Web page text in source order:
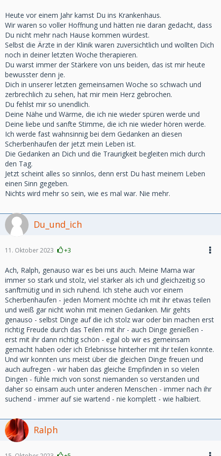
Heute vor einem Jahr kamst Du ins Krankenhaus.
Wir waren so voller Hoffnung und hätten nie daran gedacht, dass
Du nicht mehr nach Hause kommen würdest.
Selbst die Ärzte in der Klinik waren zuversichtlich und wollten Dich
noch in deiner letzten Woche therapieren.
Du warst immer der Stärkere von uns beiden, das ist mir heute
bewusster denn je.
Dich in unserer letzten gemeinsamen Woche so schwach und
zerbrechlich zu sehen, hat mir mein Herz gebrochen.
Du fehlst mir so unendlich.
Deine Nähe und Wärme, die ich nie wieder spüren werde und
Deine liebe und sanfte Stimme, die ich nie wieder hören werde.
Ich werde fast wahnsinnig bei dem Gedanken an diesen
Scherbenhaufen der jetzt mein Leben ist.
Die Gedanken an Dich und die Traurigkeit begleiten mich durch
den Tag.
Jetzt scheint alles so sinnlos, denn erst Du hast meinem Leben
einen Sinn gegeben.
Nichts wird mehr so sein, wie es mal war. Nie mehr.
Du_und_ich
11. Oktober 2023 +3
Ach, Ralph, genauso war es bei uns auch. Meine Mama war
immer so stark und stolz, viel stärker als ich und gleichzeitig so
sanftmütig und in sich ruhend. Ich stehe auch vor einem
Scherbenhaufen - jeden Moment möchte ich mit ihr etwas teilen
und weiß gar nicht wohin mit meinen Gedanken. Mir gehts
genauso - selbst Dinge auf die ich stolz war oder bin machen erst
richtig Freude durch das Teilen mit ihr - auch Dinge genießen -
erst mit ihr dann richtig schön - egal ob wir es gemeinsam
gemacht haben oder ich Erlebnisse hinterher mit ihr teilen konnte.
Und wir konnten uns meist über die gleichen Dinge freuen und
auch aufregen - wir haben das gleiche Empfinden in so vielen
Dingen - fühle mich von sonst niemanden so verstanden und
daher so einsam auch unter anderen Menschen - immer nach ihr
suchend - immer auf sie wartend - nie komplett - wie halbiert.
Ralph